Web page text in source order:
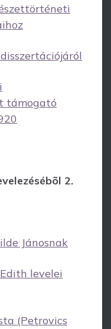
támogató
2.
Jánosnak
levelei
(Petrovics